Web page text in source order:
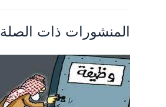
المنشورات ذات الصلة